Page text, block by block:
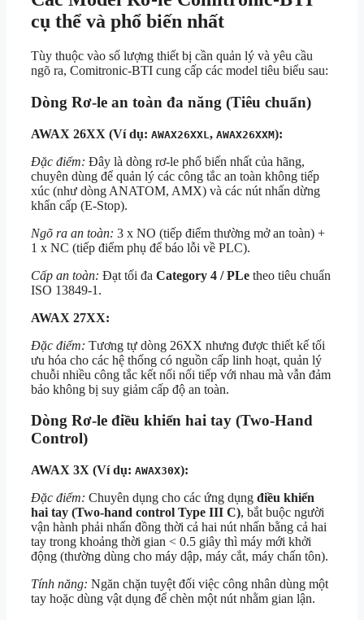
cụ thể và phổ biến nhất
Tùy thuộc vào số lượng thiết bị cần quản lý và yêu cầu
ngõ ra, Comitronic-BTI cung cấp các model tiêu biểu sau:
Dòng Rơ-le an toàn đa năng (Tiêu chuẩn)
AWAX 26XX (Ví dụ: AWAX26XXL , AWAX26XXM):
Đặc điểm: Đây là dòng rơ-le phổ biến nhất của hãng,
chuyên dùng để quản lý các công tắc an toàn không tiếp
xúc (như dòng ANATOM, AMX) và các nút nhấn dừng
khẩn cấp (E-Stop).
Ngõ ra an toàn: 3 x NO (tiếp điểm thường mở an toàn) +
1 x NC (tiếp điểm phụ để báo lỗi về PLC).
Cấp an toàn: Đạt tối đa Category 4 / PLe theo tiêu chuẩn
ISO 13849-1.
AWAX 27XX:
Đặc điểm: Tương tự dòng 26XX nhưng được thiết kế tối
ưu hóa cho các hệ thống có nguồn cấp linh hoạt, quản lý
chuỗi nhiều công tắc kết nối nối tiếp với nhau mà vẫn đảm
bảo không bị suy giảm cấp độ an toàn.
Dòng Rơ-le điều khiển hai tay (Two-Hand
Control)
AWAX 3X (Ví dụ: AWAX30X):
Đặc điểm: Chuyên dụng cho các ứng dụng điều khiển
hai tay (Two-hand control Type III C), bắt buộc người
vận hành phải nhấn đồng thời cả hai nút nhấn bằng cả hai
tay trong khoảng thời gian < 0.5 giây thì máy mới khởi
động (thường dùng cho máy dập, máy cắt, máy chấn tôn).
Tính năng: Ngăn chặn tuyệt đối việc công nhân dùng một
tay hoặc dùng vật dụng để chèn một nút nhằm gian lận.